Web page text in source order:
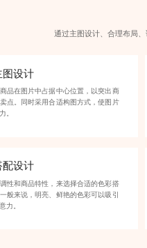
通过主图设计、合理布局
图设计
品在图片中占据中心位置，以突出商
点。同时采用合适构图方式，使图片
。
配设计
性和商品特性，来选择合适的色彩搭
般来说，明亮、鲜艳的色彩可以吸引
力。